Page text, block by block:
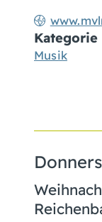
Kategorie
Musik